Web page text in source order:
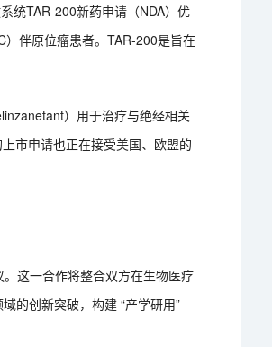
统TAR-200新药申请（NDA）优
伴原位瘤患者。TAR-200是旨在
）用于治疗与绝经相关
市申请也正在接受美国、欧盟的
这一合作将整合双方在生物医疗
的创新突破，构建 “产学研用”